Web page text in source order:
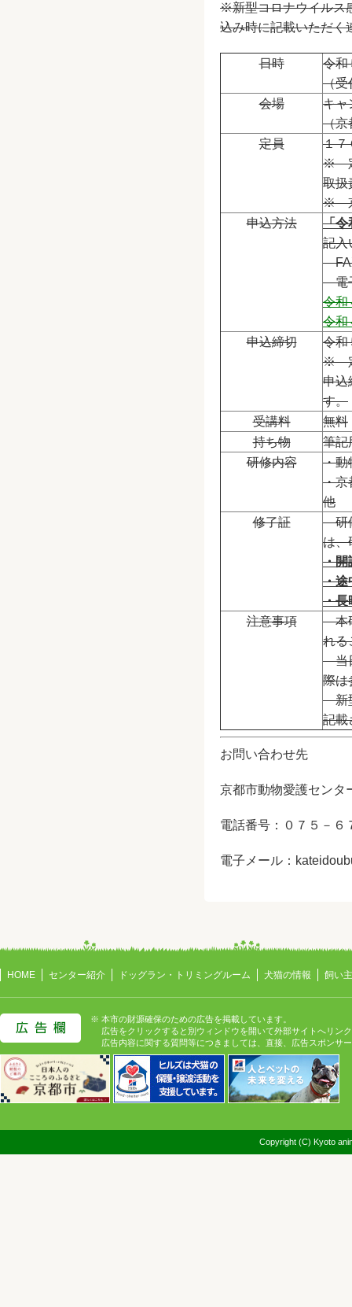
※新型コロナウイルス
込み時に記載いただく
日時
令和
（受
会場
キャ
（京
定員
１７
※ 定
取扱
※ 京
申込方法
「令
記入
電
令和
令和
申込締切
令和
※ 定
申込
す。
受講料
無料
持ち物
筆記
研修内容
・動
・京
他
修了証
研修
は、
・開
・途
・長
注意事項
本研
れる
当日
際は
新型
記載
お問い合わせ先
京都市動物愛護センタ
電話番号：０７５－
電子メール：
HOME センター紹介 ドッグラン・トリミングルーム 犬猫の情報 飼い
※ 本市の財源確保のための広告を掲載しています。
広告をクリックすると別ウィンドウを開いて外部サイトへリン
広告内容に関する質問等につきましては、直接、広告スポンサ
Copyright (C) Kyoto